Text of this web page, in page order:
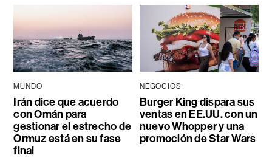
MUNDO
Irán dice que acuerdo
con Omán para
gestionar el estrecho de
Ormuz está en su fase
final
NEGOCIOS
Burger King dispara sus
ventas en EE.UU. con un
nuevo Whopper y una
promoción de Star Wars